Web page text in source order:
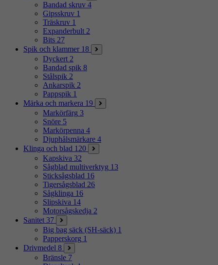
Bandad skruv 4
Gipsskruv 1
Träskruv 1
Expanderbult 2
Bits 27
Spik och klammer 18
Dyckert 2
Bandad spik 8
Stålspik 2
Ankarspik 2
Pappspik 1
Märka och markera 19
Markörfärg 3
Snöre 5
Markörpenna 4
Djuphålsmärkare 4
Klinga och blad 120
Kapskiva 32
Sågblad multiverktyg 13
Sticksågsblad 16
Tigersågsblad 26
Sågklinga 16
Slipskiva 14
Motorsågskedja 2
Sanitet 37
Big bag säck (SH-säck) 1
Papperskorg 1
Drivmedel 8
Bränsle 7